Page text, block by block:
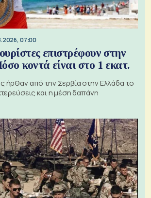
07:00
επιστρέφουν στην
κοντά είναι στο 1 εκατ.
ήρθαν από την Σερβία στην Ελλάδα το
και η μέση δαπάνη